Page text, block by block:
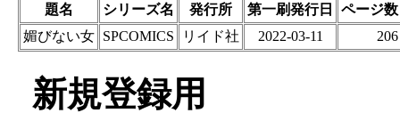
題名 シリーズ名 発行所 第一刷発行日
ページ数
媚びない女 SPCOMICS リイド社 2022-03-11 206
新規登録用